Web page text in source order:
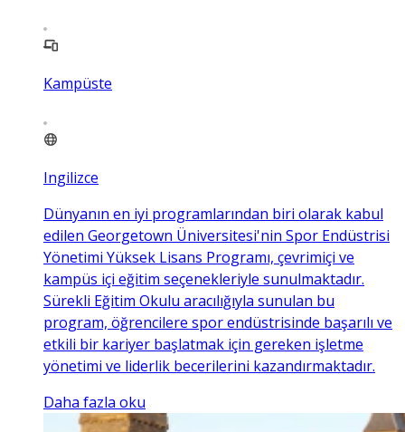
Kampüste
Ingilizce
Dünyanın en iyi programlarından biri olarak kabul
edilen Georgetown Üniversitesi'nin Spor Endüstrisi
Yönetimi Yüksek Lisans Programı, çevrimiçi ve
kampüs içi eğitim seçenekleriyle sunulmaktadır.
Sürekli Eğitim Okulu aracılığıyla sunulan bu
program, öğrencilere spor endüstrisinde başarılı ve
etkili bir kariyer başlatmak için gereken işletme
yönetimi ve liderlik becerilerini kazandırmaktadır.
Daha fazla oku